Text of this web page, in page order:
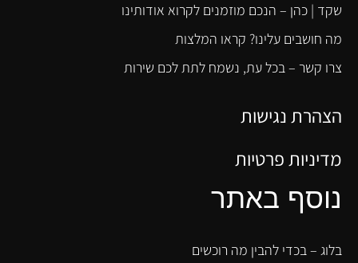
שקד | כהן – הנכם מוזמנים לקרוא אודותינו
מה חושבים עלינו? קראו המלצות
צרו קשר – בכל עת, נשמח לתת לכם שירות
הצהרת נגישות
מדיניות פרטיות
נוסף באתר
בלוג – בכדי להבין מה רוכשים